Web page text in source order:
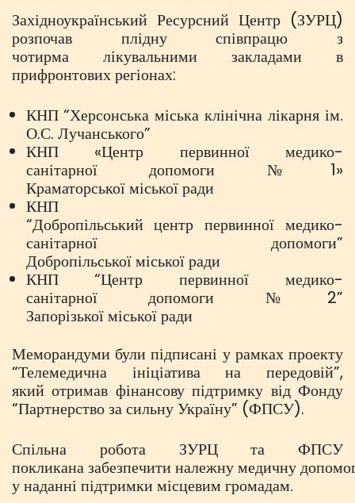
Західноукраїнський Ресурсний Центр (ЗУРЦ)
розпочав плідну співпрацю з
чотирма лікувальними закладами в
прифронтових регіонах:
КНП “Херсонська міська клінічна лікарня ім.
О.С. Лучанського”
КНП «Центр первинної медико-
санітарної допомоги №1»
Краматорської міської ради
КНП
“Добропільський центр первинної медико-
санітарної допомоги”
Добропільської міської ради
КНП “Центр первинної медико-
санітарної допомоги №2”
Запорізької міської ради
Меморандуми були підписані у рамках проекту
“Телемедична ініціатива на передовій”,
який отримав фінансову підтримку від Фонду
“Партнерство за сильну Україну” (ФПСУ).
Спільна робота ЗУРЦ та ФПСУ
покликана забезпечити належну медичну
у наданні підтримки місцевим громадам.